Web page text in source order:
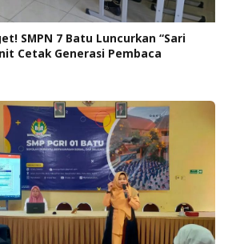
SMPN 7 Batu Luncurkan “Sari
Cetak Generasi Pembaca